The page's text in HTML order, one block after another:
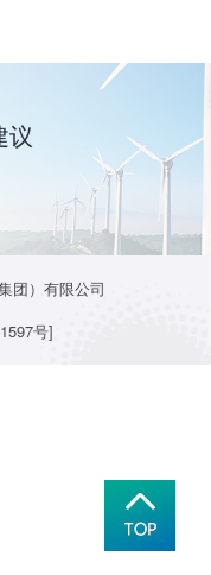
议
团）有限公司
号]